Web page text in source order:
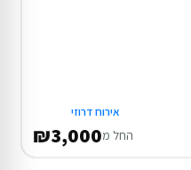
אירוח דרוזי
החל מ₪3,000